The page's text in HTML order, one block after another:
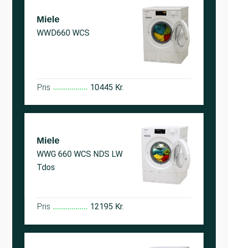
Miele
WWD660 WCS
Pris 10445 Kr.
Miele
WWG 660 WCS NDS LW
Tdos
Pris 12195 Kr.